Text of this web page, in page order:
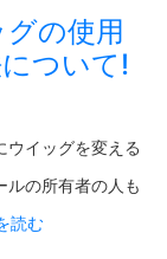
の使用
ついて!
ウイッグを変える
ルの所有者の人も
読む